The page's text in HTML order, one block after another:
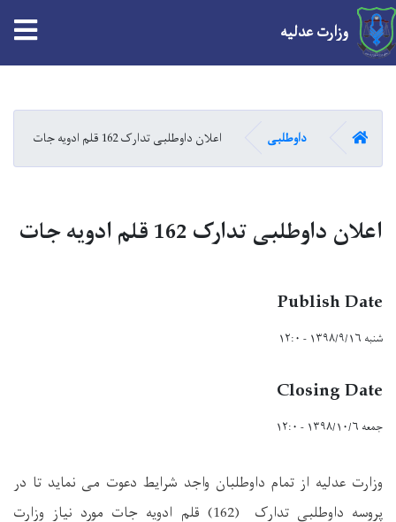
content
وزارت عدلیه
HOME داوطلبی اعلان داوطلبی تدارک 162 قلم ادویه جات
اعلان داوطلبی تدارک 162 قلم ادویه جات
Publish Date
شنبه ۱۳۹۸/۹/۱۶ - ۱۲:۰
Closing Date
جمعه ۱۳۹۸/۱۰/۶ - ۱۲:۰
وزارت عدلیه از تمام داوطلبان واجد شرایط دعوت می نماید تا در
پروسه داوطلبی تدارک (162) قلم ادویه جات مورد نیاز وزارت